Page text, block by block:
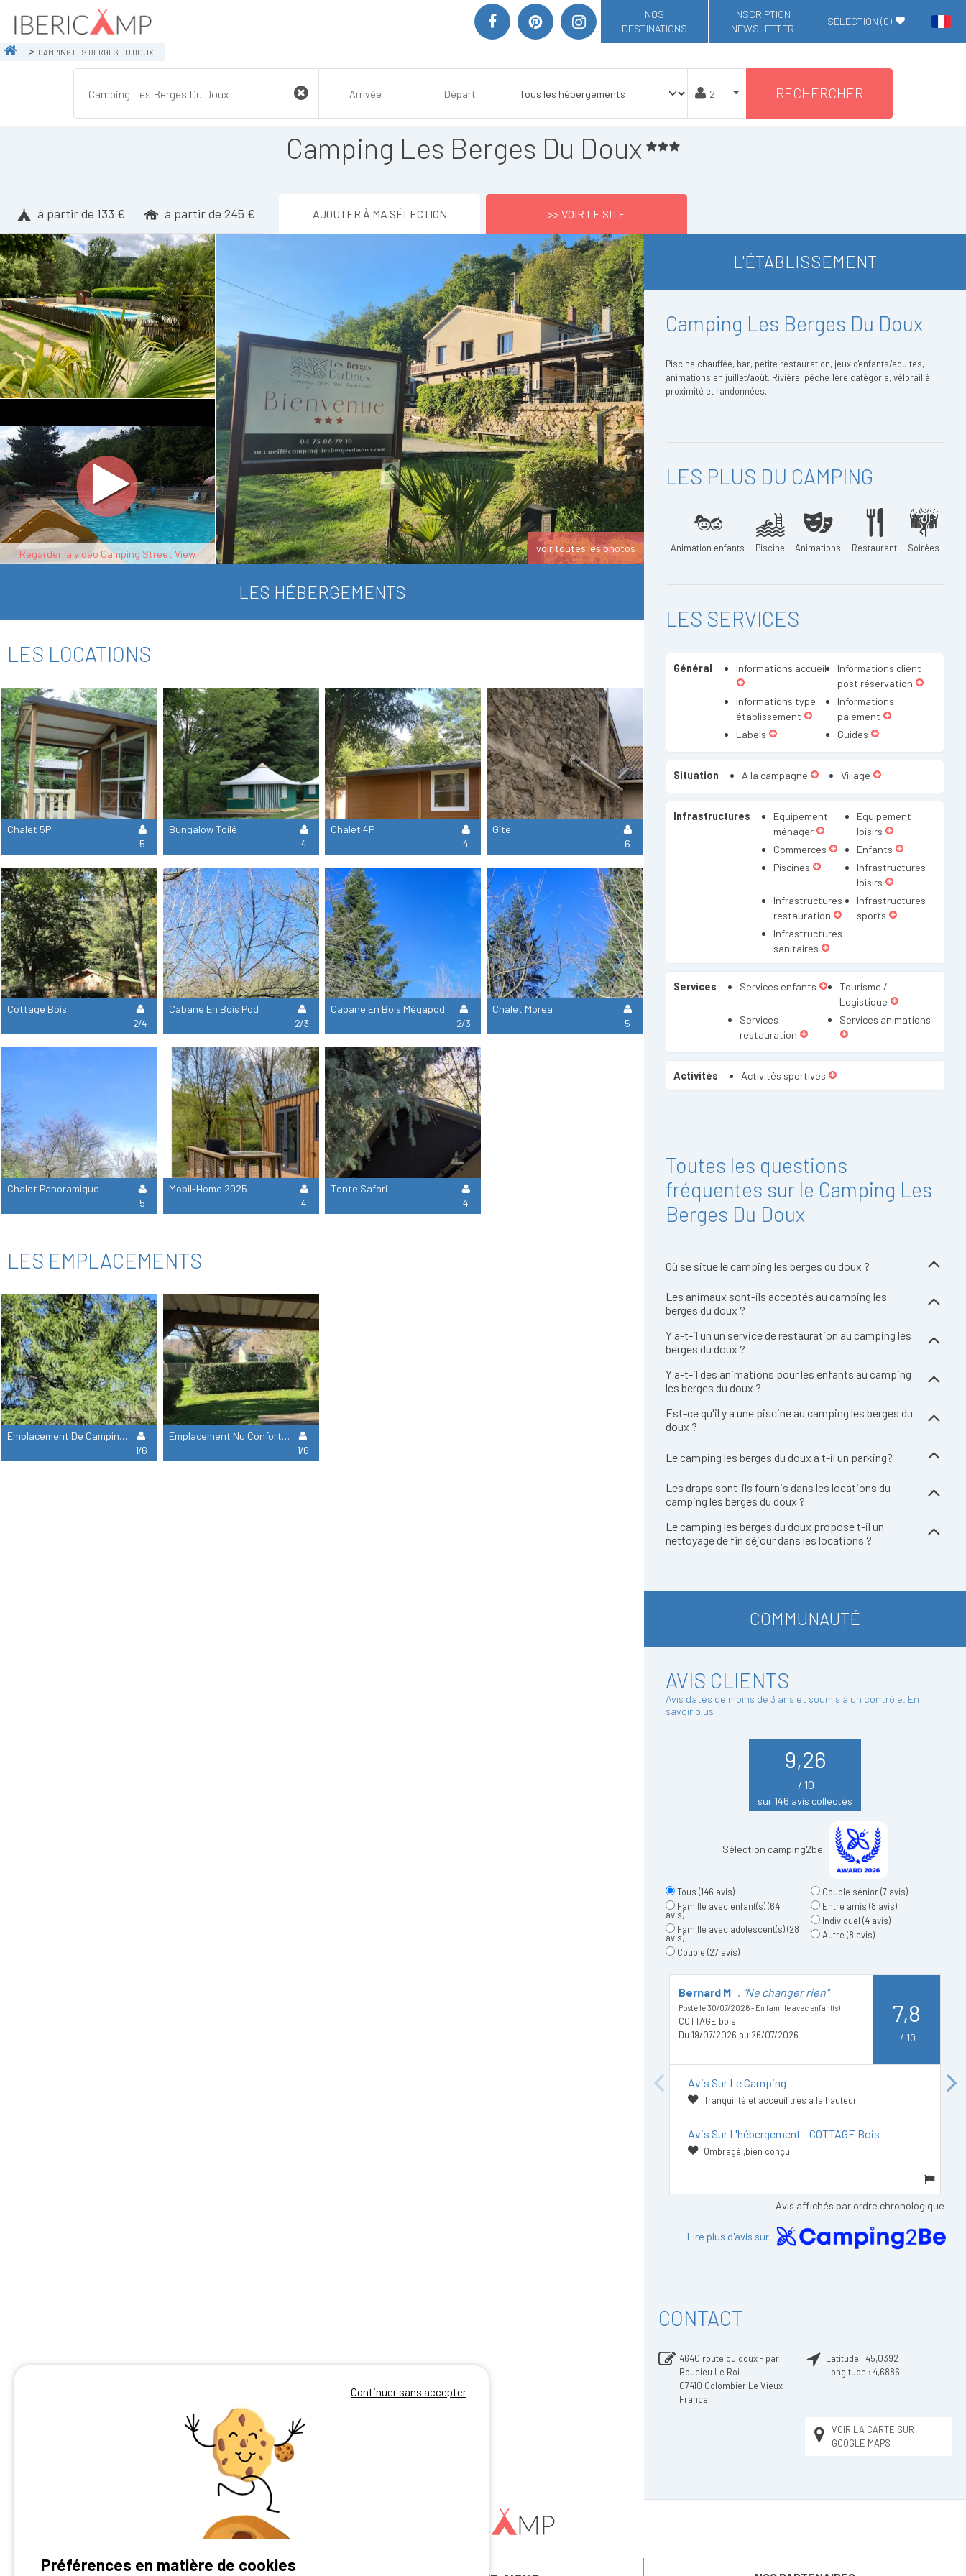
NOS
DESTINATIONS
INSCRIPTION
NEWSLETTER
SÉLECTION (0)
CAMPING LES BERGES DU DOUX
RECHERCHER
Camping Les Berges Du Doux
à partir de 133 € à partir de 245 € AJOUTER À MA SÉLECTION >> VOIR LE SITE
Regarder la vidéo Camping Street View voir toutes les photos
LES HÉBERGEMENTS
LES LOCATIONS
Chalet 5P
5
Bungalow Toilé
4
Chalet 4P
4
Gîte
6
Cottage Bois
2/4
Cabane En Bois Pod
2/3
Cabane En Bois Mégapod
2/3
Chalet Morea
5
Chalet Panoramique
5
Mobil-Home 2025
4
Tente Safari
4
LES EMPLACEMENTS
Emplacement De Camping - Forfait 2 Pers -
1/6
Emplacement Nu Confort Tente -Forfait 2 Pers
1/6
L'ÉTABLISSEMENT
Camping Les Berges Du Doux
Piscine chauffée, bar, petite restauration, jeux d'enfants/adultes,
animations en juillet/août. Rivière, pêche 1ère catégorie, vélorail à
proximité et randonnées.
LES PLUS DU CAMPING
Animation enfants Piscine Animations Restaurant Soirées
LES SERVICES
Général Informations accueil
Informations client
post réservation
Informations type
établissement
Informations
paiement
Labels
Guides
Situation A la campagne Village
Infrastructures
Equipement
ménager
Equipement
loisirs
Commerces
Enfants
Piscines
Infrastructures
loisirs
Infrastructures
restauration
Infrastructures
sports
Infrastructures
sanitaires
Services Services enfants
Tourisme /
Logistique
Services
restauration
Services animations
Activités Activités sportives
Toutes les questions
fréquentes sur le Camping Les
Berges Du Doux
Où se situe le camping les berges du doux ?
Les animaux sont-ils acceptés au camping les
berges du doux ?
Y a-t-il un un service de restauration au camping les
berges du doux ?
Y a-t-il des animations pour les enfants au camping
les berges du doux ?
Est-ce qu'il y a une piscine au camping les berges du
doux ?
Le camping les berges du doux a t-il un parking?
Les draps sont-ils fournis dans les locations du
camping les berges du doux ?
Le camping les berges du doux propose t-il un
nettoyage de fin séjour dans les locations ?
COMMUNAUTÉ
AVIS CLIENTS
Avis datés de moins de 3 ans et soumis à un contrôle. En
savoir plus
9,26
/ 10
sur 146 avis collectés
Sélection camping2be
Tous (146 avis)
Famille avec enfant(s)(64
avis)
Famille avec adolescent(s)(28
avis)
Couple (27 avis)
Couple sénior(7 avis)
Entre amis (8 avis)
Individuel (4 avis)
Autre (8 avis)
Previous
Bernard M : "Ne changer rien"
Posté le 30/07/2026 - En famille avec enfant(s)
COTTAGE bois
Du 19/07/2026 au 26/07/2026
7,8
/ 10
Avis Sur Le Camping
Tranquilité et acceuil très a la hauteur
Avis Sur L'hébergement - COTTAGE Bois
Ombragé ,bien conçu
Next
Avis affichés par ordre chronologique
Lire plus d'avis sur
CONTACT
4640 route du doux - par
Boucieu Le Roi
07410 Colombier Le Vieux
France
Latitude : 45,0392
Longitude : 4,6886
VOIR LA CARTE SUR
GOOGLE MAPS
Continuer sans accepter
Préférences en matière de cookies